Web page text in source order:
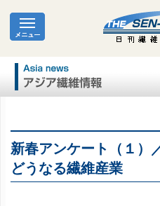
新春アンケート（１）
どうなる繊維産業